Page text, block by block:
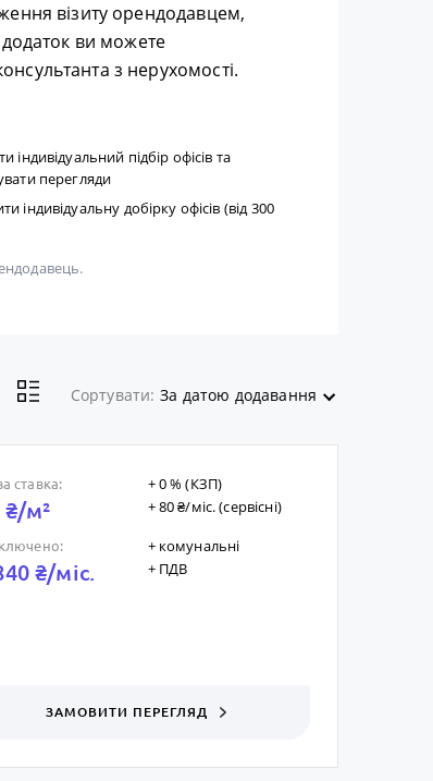
візиту орендодавцем,
ви можете
з нерухомості.
індивідуальний підбір офісів та
перегляди
індивідуальну добірку офісів (від 300
Сортувати: За датою додавання
ставка:
₴/м²
+ 0 % (КЗП)
+ 80 ₴/мic. (сервісні)
₴/мic.
+ комунальні
+ ПДВ
ЗАМОВИТИ ПЕРЕГЛЯД